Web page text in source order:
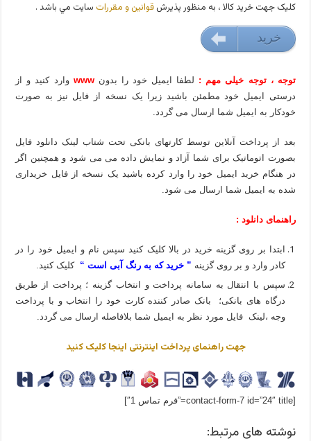
کليک جهت خريد کالا ، به منظور پذيرشقوانين و مقررات سايت مي باشد .
35000 تومان خريد
توجه ، توجه خیلی مهم : لطفا ایمیل خود را بدون www وارد کنید و از
درستی ایمیل خود مطمئن باشید زیرا یک نسخه از فایل نیز به صورت
خودکار به ایمیل شما ارسال می گردد.
بعد از پرداخت آنلاین توسط کارتهای بانکی تحت شتاب لینک دانلود فایل
بصورت اتوماتیک برای شما آزاد و نمایش داده می می شود و همچنین اگر
در هنگام خرید ایمیل خود را وارد کرده باشید یک نسخه از فایل خریداری
شده به ایمیل شما ارسال می شود.
راهنمای دانلود :
ابتدا بر روی گزینه خرید در بالا کلیک کنید سپس نام و ایمیل خود را در
کادر وارد و بر روی گزینه ” خرید که به رنگ آبی است “ کلیک کنید.
سپس با انتقال به سامانه پرداخت و انتخاب گزینه ؛ پرداخت از طریق
درگاه های بانکی؛ بانک صادر کننده کارت خود را انتخاب و با پرداخت
وجه ،لینک فایل مورد نظر به ایمیل شما بلافاصله ارسال می گردد.
جهت راهنمای پرداخت اینترنتی اینجا کلیک کنید
[contact-form-7 id=”24″ title=”فرم تماس 1″]
نوشته های مرتبط: